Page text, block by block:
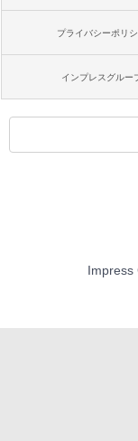
プライバシーポリ
インプレスグルー
Impress